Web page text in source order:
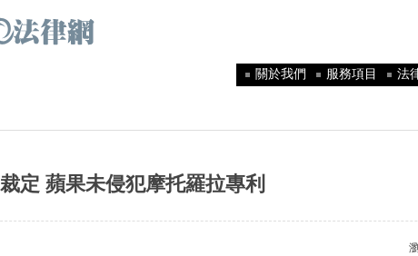
關於我們 服務項目 法
定 蘋果未侵犯摩托羅拉專利